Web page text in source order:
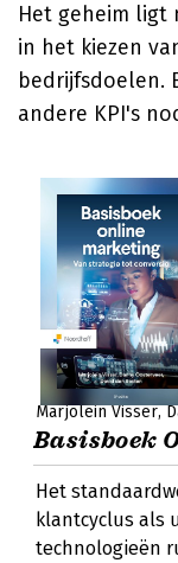
Het geheim ligt
in het kiezen
bedrijfsdoelen.
andere KPI's
Marjolein Visser
Basisboek
Het
klantcyclus als
technologieën